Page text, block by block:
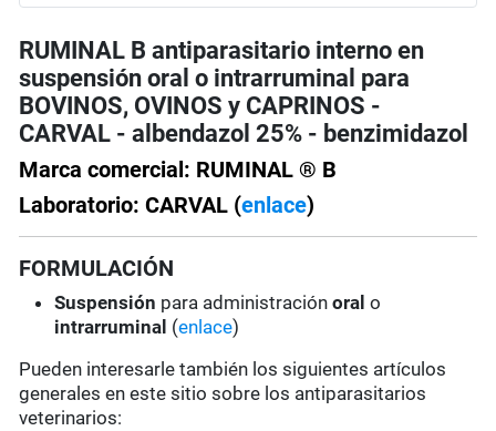
RUMINAL B antiparasitario interno en
suspensión oral o intrarruminal para
BOVINOS, OVINOS y CAPRINOS -
CARVAL - albendazol 25% - benzimidazol
Marca comercial: RUMINAL ® B
Laboratorio: CARVAL (enlace)
FORMULACIÓN
Suspensión para administraciónoral o
intrarruminal (enlace)
Pueden interesarle también los siguientes artículos
generales en este sitio sobre los antiparasitarios
veterinarios: